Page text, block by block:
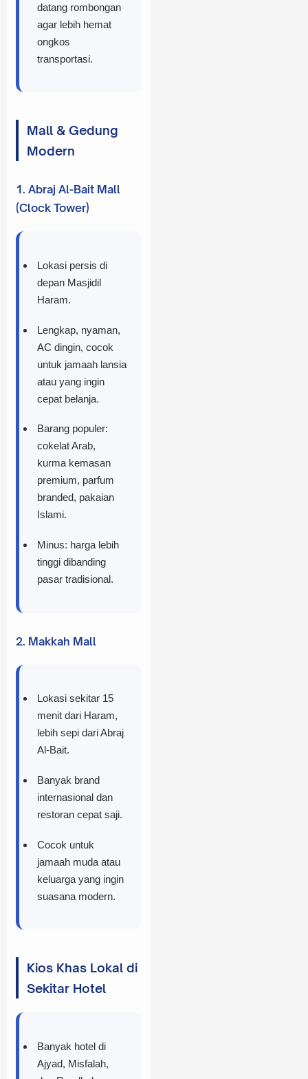
datang rombongan
agar lebih hemat
ongkos
transportasi.
Mall & Gedung
Modern
1. Abraj Al-Bait Mall
(Clock Tower)
Lokasi persis di
depan Masjidil
Haram.
Lengkap, nyaman,
AC dingin, cocok
untuk jamaah lansia
atau yang ingin
cepat belanja.
Barang populer:
cokelat Arab,
kurma kemasan
premium, parfum
branded, pakaian
Islami.
Minus: harga lebih
tinggi dibanding
pasar tradisional.
2. Makkah Mall
Lokasi sekitar 15
menit dari Haram,
lebih sepi dari Abraj
Al-Bait.
Banyak brand
internasional dan
restoran cepat saji.
Cocok untuk
jamaah muda atau
keluarga yang ingin
suasana modern.
Kios Khas Lokal di
Sekitar Hotel
Banyak hotel di
Ajyad, Misfalah,